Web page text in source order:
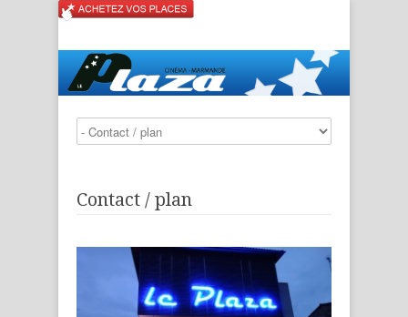
Contact / plan